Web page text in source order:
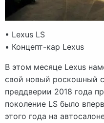
• Lexus LS
• Концепт-кар Lexus
В этом месяце Lexus
свой новый роскошный
преддверии 2018 года
поколение LS было
этого года на